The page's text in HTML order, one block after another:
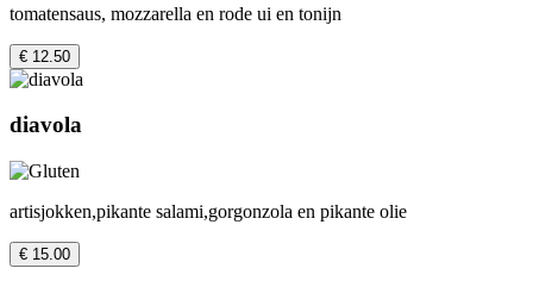
tomatensaus, mozzarella en rode ui en tonijn
€ 12.50
diavola
artisjokken,pikante salami,gorgonzola en pikante olie
€ 15.00